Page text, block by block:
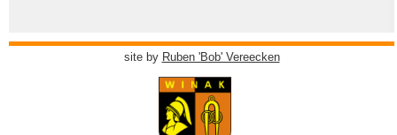
site by Ruben 'Bob' Vereecken